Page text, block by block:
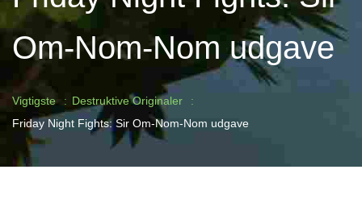
Om-Nom-Nom udgave
Vigtigste
Destruktive Originaler
Friday Night Fights: Sir Om-Nom-Nom udgave